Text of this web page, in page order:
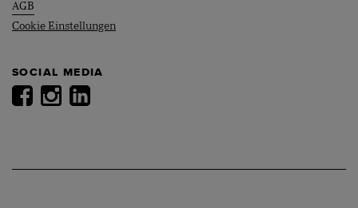
AGB
Cookie Einstellungen
SOCIAL MEDIA